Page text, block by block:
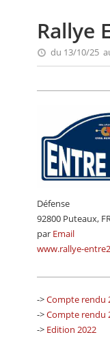
RALLYE
MONTAGNE
FOCUS
VIDEO
PETITES
Rallye
du 13/10/25
Défense
92800 Puteaux,
par Email
www.rallye-
->Compte rendu
->Compte rendu
-> Edition 2022